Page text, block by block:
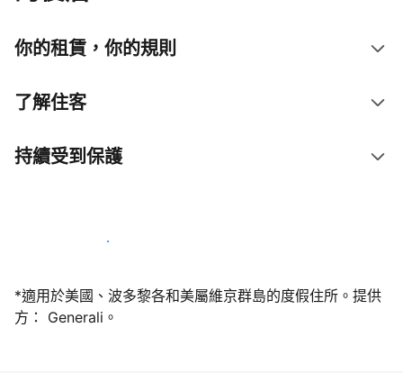
你的租賃，你的規則
了解住客
持續受到保護
今天就和我們一起當屋主
*適用於美國、波多黎各和美屬維京群島的度假住所。提供
方： Generali。